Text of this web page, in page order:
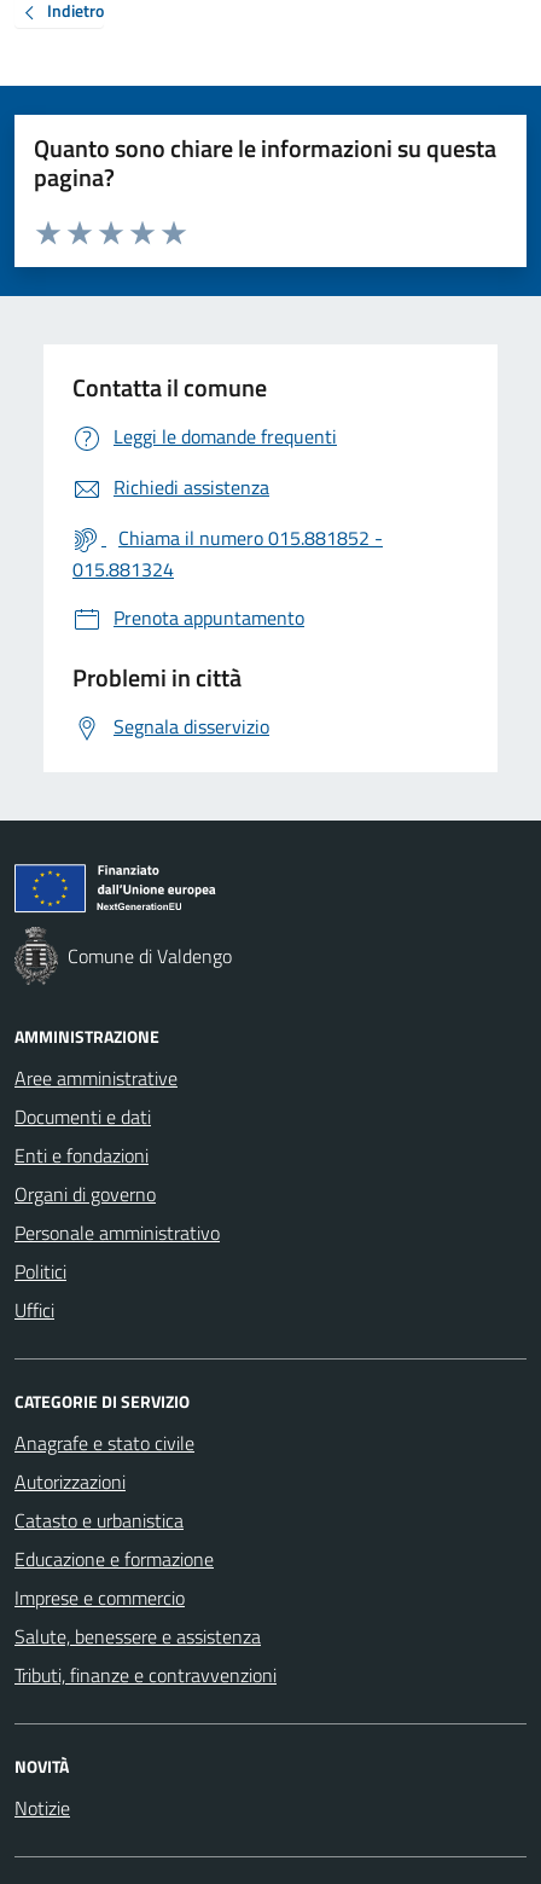
Indietro
Quanto sono chiare le informazioni su questa
pagina?
Valuta da 1 a 5 stelle la pagina
Valuta 5 stelle su 5
Valuta 4 stelle su 5
Valuta 3 stelle su 5
Valuta 2 stelle su 5
Valuta 1 stelle su 5
Contatta il comune
Leggi le domande frequenti
Richiedi assistenza
Chiama il numero 015.881852 -
015.881324
Prenota appuntamento
Problemi in città
Segnala disservizio
Comune di Valdengo
AMMINISTRAZIONE
Aree amministrative
Documenti e dati
Enti e fondazioni
Organi di governo
Personale amministrativo
Politici
Uffici
CATEGORIE DI SERVIZIO
Anagrafe e stato civile
Autorizzazioni
Catasto e urbanistica
Educazione e formazione
Imprese e commercio
Salute, benessere e assistenza
Tributi, finanze e contravvenzioni
NOVITÀ
Notizie